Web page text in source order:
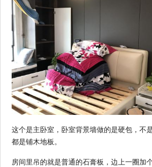
这个是主卧室，卧室背景墙做的是硬包，不
都是铺木地板。
房间里吊的就是普通的石膏板，边上一圈加